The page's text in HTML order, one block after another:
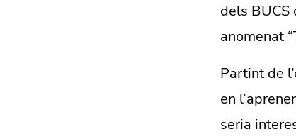
dels BUCS
anomenat
Partint de
en
seria